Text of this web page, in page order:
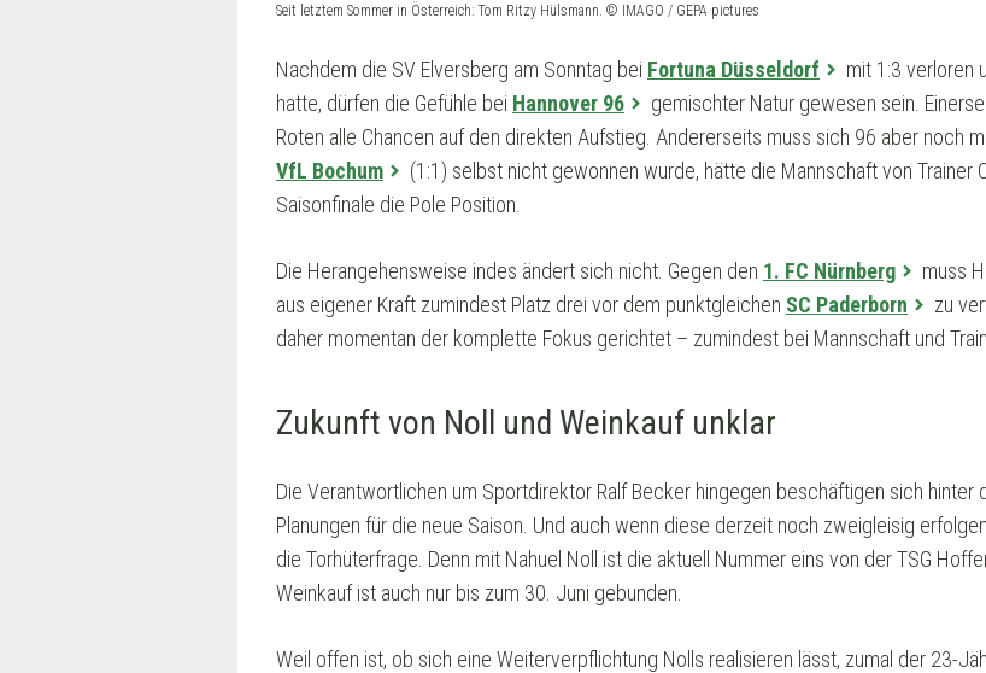
Seit letztem Sommer in Österreich: Tom Ritzy Hülsmann. © IMAGO / GEPA pictures
Nachdem die SV Elversberg am Sonntag bei Fortuna Düsseldorf
mit 1:3 verloren
hatte, dürfen die Gefühle bei Hannover 96
gemischter Natur gewesen sein.
Roten alle Chancen auf den direkten Aufstieg. Andererseits muss sich 96 aber noch
VfL Bochum
(1:1) selbst nicht gewonnen wurde, hätte die Mannschaft von Trainer
Saisonfinale die Pole Position.
Die Herangehensweise indes ändert sich nicht. Gegen den 1. FC Nürnberg
muss
aus eigener Kraft zumindest Platz drei vor dem punktgleichen SC Paderborn
zu
daher momentan der komplette Fokus gerichtet – zumindest bei Mannschaft und
Zukunft von Noll und Weinkauf unklar
Die Verantwortlichen um Sportdirektor Ralf Becker hingegen beschäftigen sich hinter
Planungen für die neue Saison. Und auch wenn diese derzeit noch zweigleisig
die Torhüterfrage. Denn mit Nahuel Noll ist die aktuell Nummer eins von der TSG
Weinkauf ist auch nur bis zum 30. Juni gebunden.
Weil offen ist, ob sich eine Weiterverpflichtung Nolls realisieren lässt, zumal der 23-